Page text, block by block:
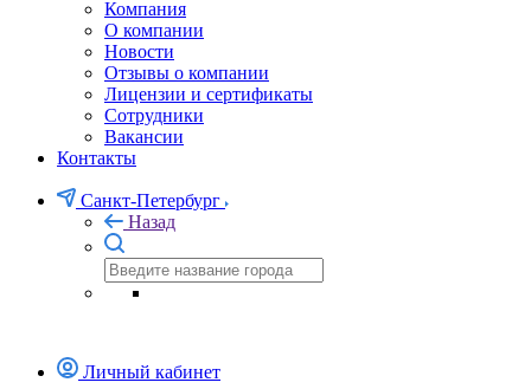
Компания
О компании
Новости
Отзывы о компании
Лицензии и сертификаты
Сотрудники
Вакансии
Контакты
Санкт-Петербург
Назад
Личный кабинет